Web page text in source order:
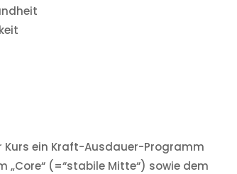
ein Kraft-Ausdauer-Programm
„Core“ (=“stabile Mitte“) sowie dem